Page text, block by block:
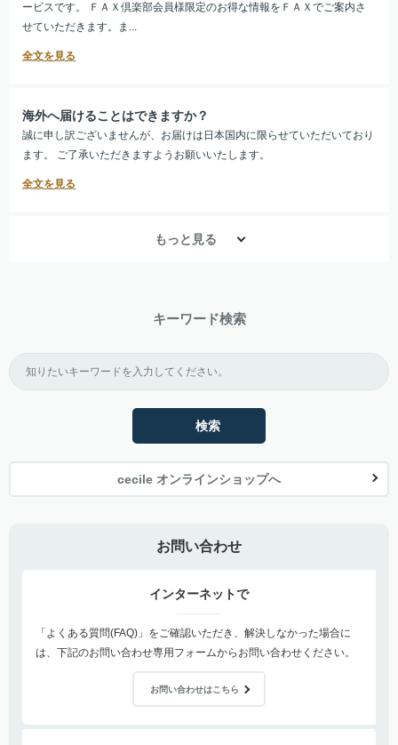
ービスです。 ＦＡＸ倶楽部会員様限定のお得な情報をＦＡＸでご案内さ
せていただきます。ま...
海外へ届けることはできますか？
誠に申し訳ございませんが、お届けは日本国内に限らせていただいており
ます。 ご了承いただきますようお願いいたします。
もっと見る
キーワード検索
検索
cecile オンラインショップへ
お問い合わせ
インターネットで
「よくある質問(FAQ)」をご確認いただき、解決しなかった場合に
は、下記のお問い合わせ専用フォームからお問い合わせください。
お問い合わせはこちら